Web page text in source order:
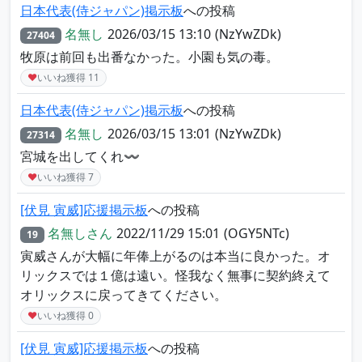
日本代表(侍ジャパン)掲示板への投稿
27404 名無し 2026/03/15 13:10 (NzYwZDk)
牧原は前回も出番なかった。小園も気の毒。
♥いいね獲得 11
日本代表(侍ジャパン)掲示板への投稿
27314 名無し 2026/03/15 13:01 (NzYwZDk)
宮城を出してくれ〰️
♥いいね獲得7
[伏見 寅威]応援掲示板への投稿
19 名無しさん 2022/11/29 15:01 (OGY5NTc)
寅威さんが大幅に年俸上がるのは本当に良かった。オ
リックスでは１億は遠い。怪我なく無事に契約終えて
オリックスに戻ってきてください。
♥いいね獲得0
[伏見 寅威]応援掲示板への投稿